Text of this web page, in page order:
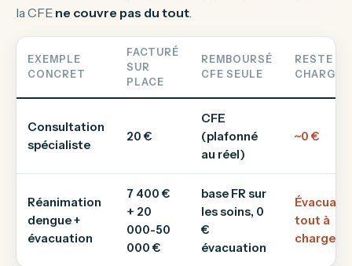
la CFE ne couvre pas du tout.
EXEMPLE
CONCRET
FACTURÉ
SUR
PLACE
REMBOURSÉ
CFE SEULE
RESTE À
CHARGE
Consultation
spécialiste
20 €
CFE
(plafonné
au réel)
~0 €
Réanimation
dengue +
évacuation
7 400 €
+ 20
000-50
000 €
base FR sur
les soins, 0
€
évacuation
tout à
charge